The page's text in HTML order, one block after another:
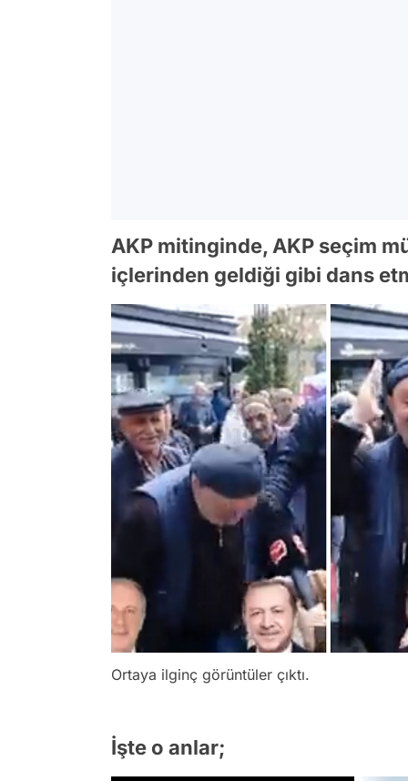
AKP mitinginde, AKP seçim
içlerinden geldiği gibi dans
Ortaya ilginç görüntüler çıktı.
İşte o anlar;